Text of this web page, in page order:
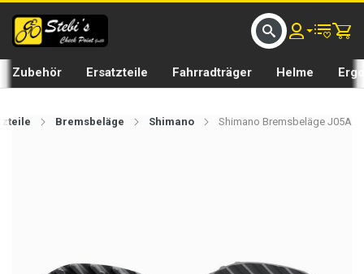
Zubehör Ersatzteile Fahrradträger Helme
Bremsbeläge Shimano Shimano Bremsbeläge J05A